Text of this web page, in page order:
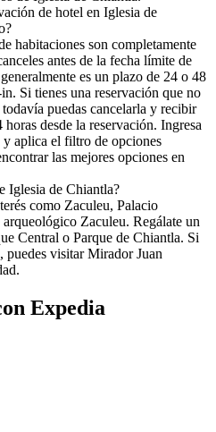
de hotel en Iglesia de
habitaciones son completamente
antes de la fecha límite de
es un plazo de 24 o 48
Si tienes una reservación que no
puedas cancelarla y recibir
desde la reservación. Ingresa
aplica el filtro de opciones
las mejores opciones en
Iglesia de Chiantla?
como Zaculeu, Palacio
Zaculeu. Regálate un
Central o Parque de Chiantla. Si
puedes visitar Mirador Juan
Expedia